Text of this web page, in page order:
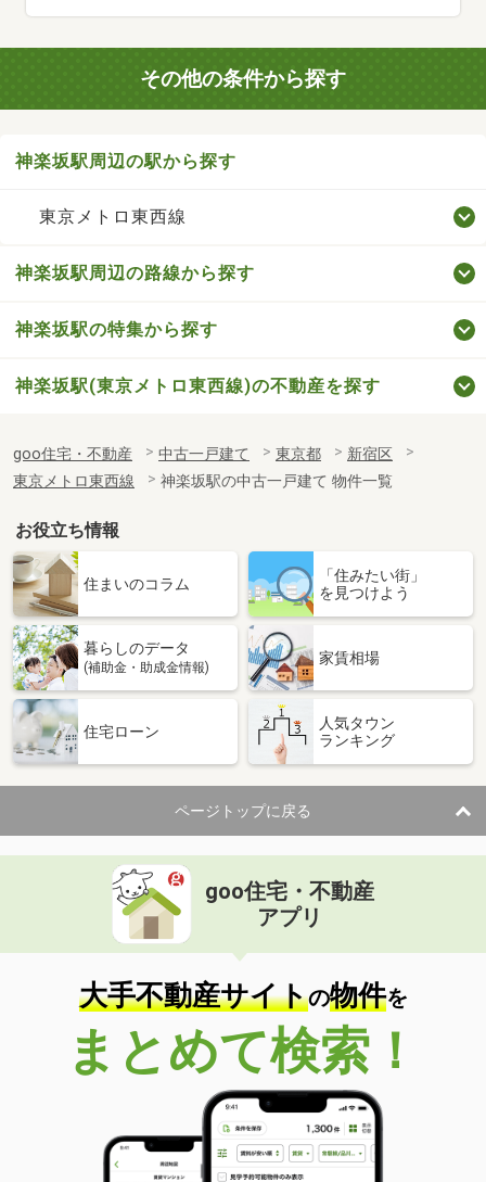
その他の条件から探す
神楽坂駅周辺の駅から探す
東京メトロ東西線
神楽坂駅周辺の路線から探す
神楽坂駅の特集から探す
神楽坂駅(東京メトロ東西線)の不動産を探す
goo住宅・不動産 中古一戸建て 東京都
新宿区
東京メトロ東西線
神楽坂駅の中古一戸建て 物件一覧
お役立ち情報
住まいのコラム
「住みたい街」
を見つけよう
暮らしのデータ
(補助金・助成金情報)
家賃相場
住宅ローン
人気タウン
ランキング
ページトップに戻る
goo住宅・不動産
アプリ
大手不動産サイトの物件を
まとめて検索！